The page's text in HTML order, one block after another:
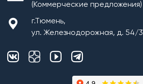
(Коммерческие предложения)
г.Тюмень,
ул. Железнодорожная, д. 54/3